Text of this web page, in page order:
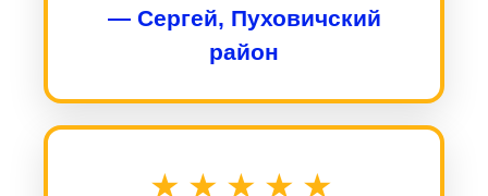
— Сергей, Пуховичский
район
★★★★★